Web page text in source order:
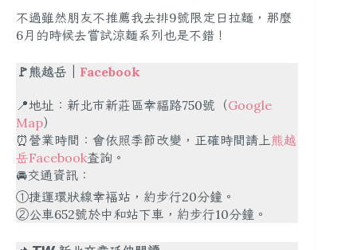
不過雖然朋友不推薦我去排9號限定日拉麵，那麼
6月的時候去嘗試涼麵系列也是不錯！
🚩熊越岳｜ Facebook
📍地址：新北市新莊區幸福路750號（Google
Map）
⏰營業時間：會依照季節改變，正確時間請上熊越
岳Facebook查詢。
🚘交通資訊：
①捷運環狀線幸褔站，約步行20分鐘。
②公車652號於中和站下車，約步行10分鐘。